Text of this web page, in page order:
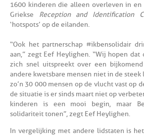
1600 kinderen die alleen overleven in
Griekse Reception and Identification
‘hotspots’ op de eilanden.
“Ook het partnerschap #ikbensolidair
aan,” zegt Eef Heylighen. “Wij hopen dat
zich snel uitspreekt over een
andere kwetsbare mensen niet in de steek
zo’n 30 000 mensen op de vlucht vast op
de situatie is er sinds maart niet op
kinderen is een mooi begin, maar
solidariteit tonen”, zegt Eef Heylighen.
In vergelijking met andere lidstaten is